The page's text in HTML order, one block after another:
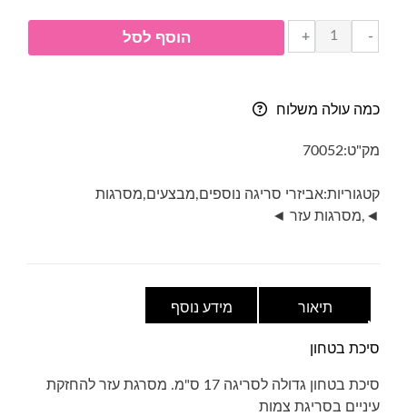
-
כמות
של
גדולה
+ הוסף לסל
כמה עולה משלוח
מק"ט:70052
קטגוריות:אביזרי סריגה נוספים,מבצעים,מסרגות
◄
,מסרגות עזר ◄
תיאור מידע נוסף
סיכת בטחון
סיכת בטחון גדולה לסריגה 17 ס"מ. מסרגת עזר להחזקת
עיניים בסריגת צמות